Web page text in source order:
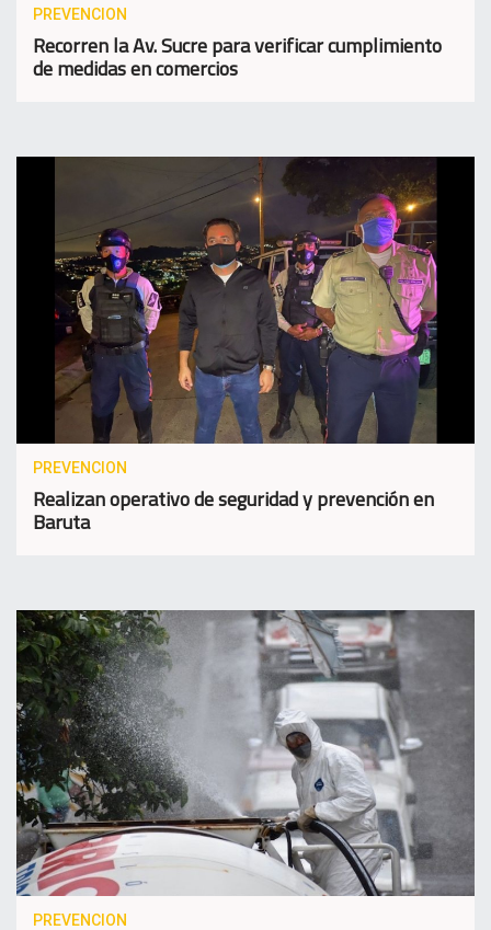
PREVENCION
Recorren la Av. Sucre para verificar cumplimiento
de medidas en comercios
PREVENCION
Realizan operativo de seguridad y prevención en
Baruta
PREVENCION